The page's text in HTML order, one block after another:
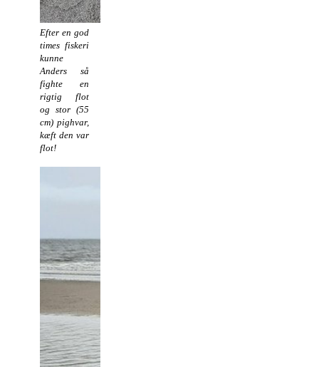
Efter en god
times fiskeri
kunne
Anders så
fighte en
rigtig flot
og stor (55
cm) pighvar,
kæft den var
flot!